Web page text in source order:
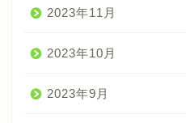
2023年11月
2023年10月
2023年9月